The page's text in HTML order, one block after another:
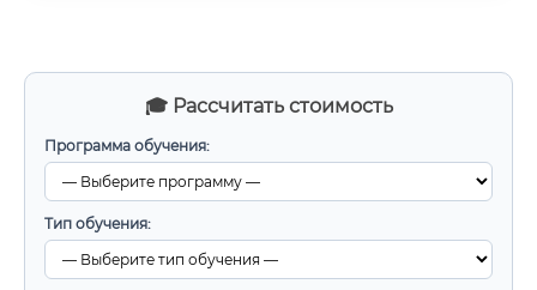
🎓 Рассчитать стоимость
Программа обучения:
Тип обучения: